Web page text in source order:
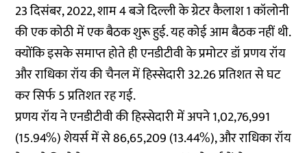
23 दिसंबर, 2022, शाम 4 बजे दिल्ली के ग्रेटर कैलाश 1 कॉलोनी
की एक कोठी में एक बैठक शुरू हुई. यह कोई आम बैठक नहीं थी.
क्योंकि इसके समाप्त होते ही एनडीटीवी के प्रमोटर डॉ प्रणय रॉय
और राधिका रॉय की चैनल में हिस्सेदारी 32.26 प्रतिशत से घट
कर सिर्फ 5 प्रतिशत रह गई.
प्रणय रॉय ने एनडीटीवी की हिस्सेदारी में अपने 1,02,76,991
(15.94%) शेयर्स में से 86,65,209 (13.44%), और राधिका रॉय